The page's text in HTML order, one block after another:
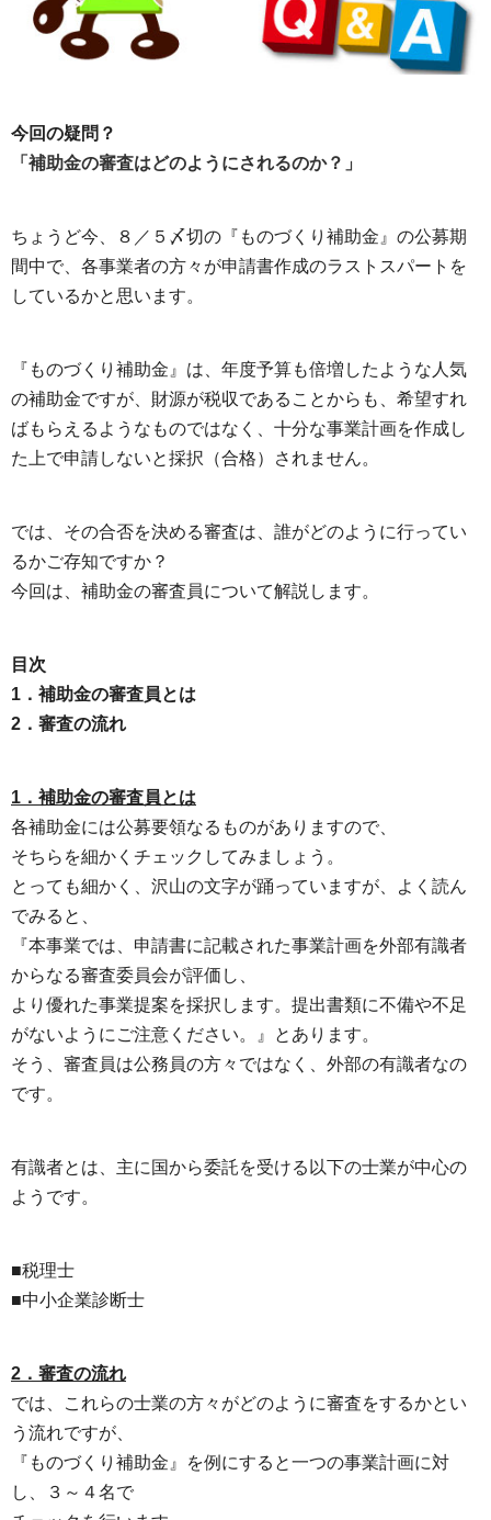
今回の疑問？
「補助金の審査はどのようにされるのか？」
ちょうど今、８／５〆切の『ものづくり補助金』の公募期
間中で、各事業者の方々が申請書作成のラストスパートを
しているかと思います。
『ものづくり補助金』は、年度予算も倍増したような人気
の補助金ですが、財源が税収であることからも、希望すれ
ばもらえるようなものではなく、十分な事業計画を作成し
た上で申請しないと採択（合格）されません。
では、その合否を決める審査は、誰がどのように行ってい
るかご存知ですか？
今回は、補助金の審査員について解説します。
目次
1．補助金の審査員とは
2．審査の流れ
1．補助金の審査員とは
各補助金には公募要領なるものがありますので、
そちらを細かくチェックしてみましょう。
とっても細かく、沢山の文字が踊っていますが、よく読ん
でみると、
『本事業では、申請書に記載された事業計画を外部有識者
からなる審査委員会が評価し、
より優れた事業提案を採択します。提出書類に不備や不足
がないようにご注意ください。』とあります。
そう、審査員は公務員の方々ではなく、外部の有識者なの
です。
有識者とは、主に国から委託を受ける以下の士業が中心の
ようです。
■税理士
■中小企業診断士
2．審査の流れ
では、これらの士業の方々がどのように審査をするかとい
う流れですが、
『ものづくり補助金』を例にすると一つの事業計画に対
し、３～４名で